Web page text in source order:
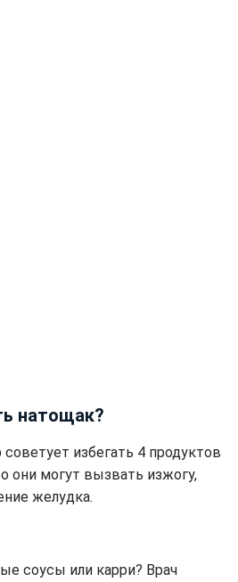
натощак?
избегать 4 продуктов
они могут вызвать изжогу,
желудка.
соусы или карри? Врач